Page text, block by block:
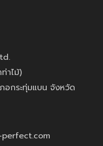
าไม้)
อกระทุ่มแบน จังหวัด
perfect.com